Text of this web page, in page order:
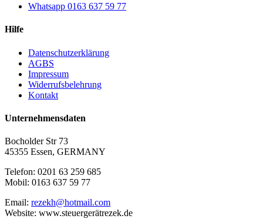
Whatsapp 0163 637 59 77
Hilfe
Datenschutzerklärung
AGBS
Impressum
Widerrufsbelehrung
Kontakt
Unternehmensdaten
Bocholder Str 73
45355 Essen, GERMANY
Telefon: 0201 63 259 685
Mobil: 0163 637 59 77
Email: rezekh@hotmail.com
Website: www.steuergerätrezek.de